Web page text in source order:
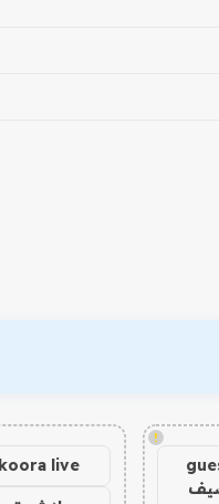
!
koora live